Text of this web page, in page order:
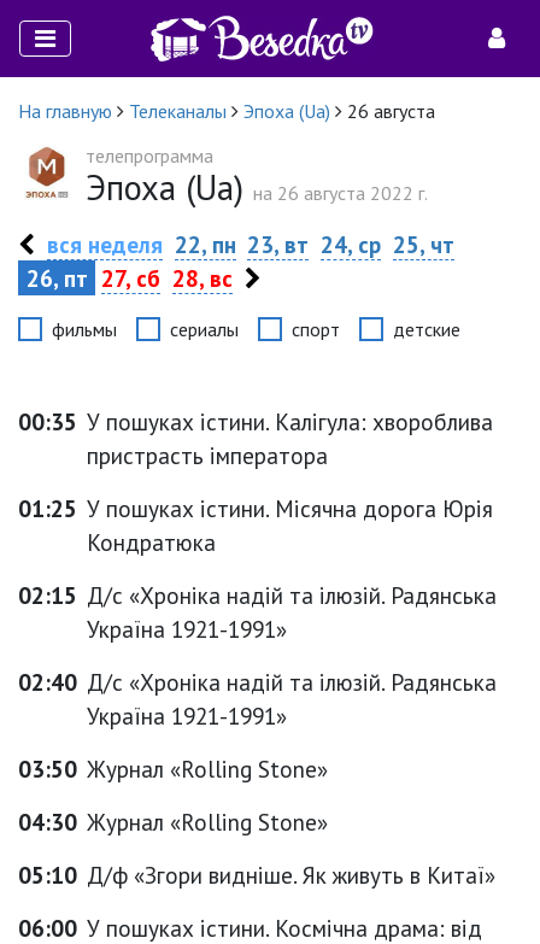
На главную Телеканалы Эпоха (Ua)
26 августа
телепрограмма
Эпоха (Ua) на 26 августа 2022 г.
вся неделя 22, пн 23, вт 24, ср 25, чт
26, пт 27, сб 28, вс
фильмы сериалы спорт детские
00:35 У пошуках істини. Калігула: хвороблива
пристрасть імператора
01:25 У пошуках істини. Місячна дорога Юрія
Кондратюка
02:15 Д/с «Хроніка надій та ілюзій. Радянська
Україна 1921-1991»
02:40 Д/с «Хроніка надій та ілюзій. Радянська
Україна 1921-1991»
03:50 Журнал «Rolling Stone»
04:30 Журнал «Rolling Stone»
05:10 Д/ф «Згори видніше. Як живуть в Китаї»
06:00 У пошуках істини. Космічна драма: від